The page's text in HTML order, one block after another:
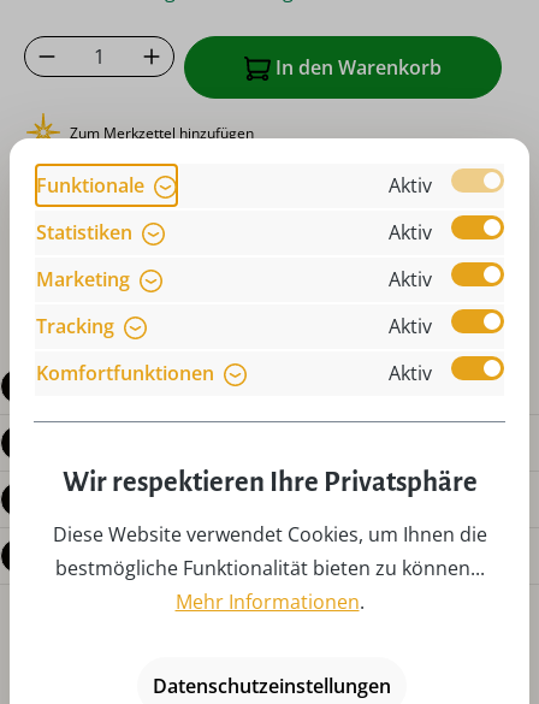
Produkt Anzahl: Gib den gewünschten
In den Warenkorb
Zum Merkzettel hinzufügen
oder sofort bestellen mit
Beschreibung
Bewertungen
Fragen zum Produkt
Funktionale
Aktiv
Statistiken
Aktiv
Marketing
Aktiv
Tracking
Aktiv
Komfortfunktionen
Aktiv
Wir respektieren Ihre Privatsphäre
Diese Website verwendet Cookies, um Ihnen die
bestmögliche Funktionalität bieten zu können...
Mehr Informationen.
Datenschutzeinstellungen